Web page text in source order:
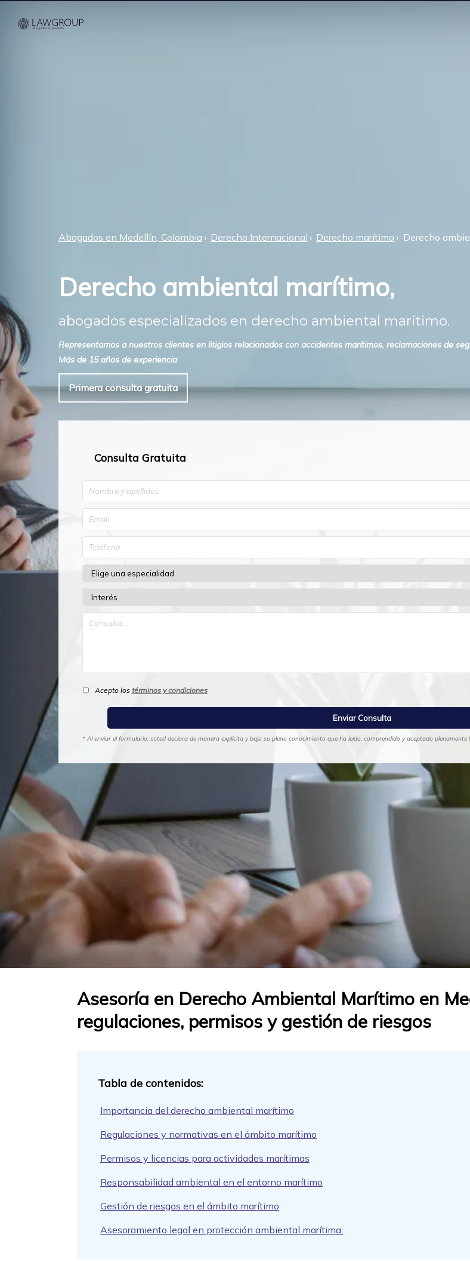
Abogados en Medellín, Colombia Derecho Internacional Derecho marítimo Derecho
Derecho ambiental marítimo,
abogados especializados en derecho ambiental marítimo.
Representamos a nuestros clientes en litigios relacionados con accidentes marítimos, reclamaciones de
Más de 15 años de experiencia
Primera consulta gratuita
Consulta Gratuita
Acepto los términos y condiciones
* Al enviar el formulario, usted declara de manera explícita y bajo su pleno conocimiento que ha leído, comprendido y aceptado
Asesoría en Derecho Ambiental Marítimo en
regulaciones, permisos y gestión de riesgos
Importancia del derecho ambiental marítimo
Regulaciones y normativas en el ámbito marítimo
Permisos y licencias para actividades marítimas
Responsabilidad ambiental en el entorno marítimo
Gestión de riesgos en el ámbito marítimo
Asesoramiento legal en protección ambiental marítima.